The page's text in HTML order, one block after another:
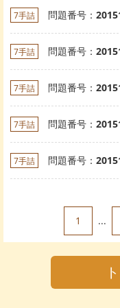
7手詰 問題番号：
7手詰 問題番号：
7手詰 問題番号：
7手詰 問題番号：
7手詰 問題番号：
1 ...